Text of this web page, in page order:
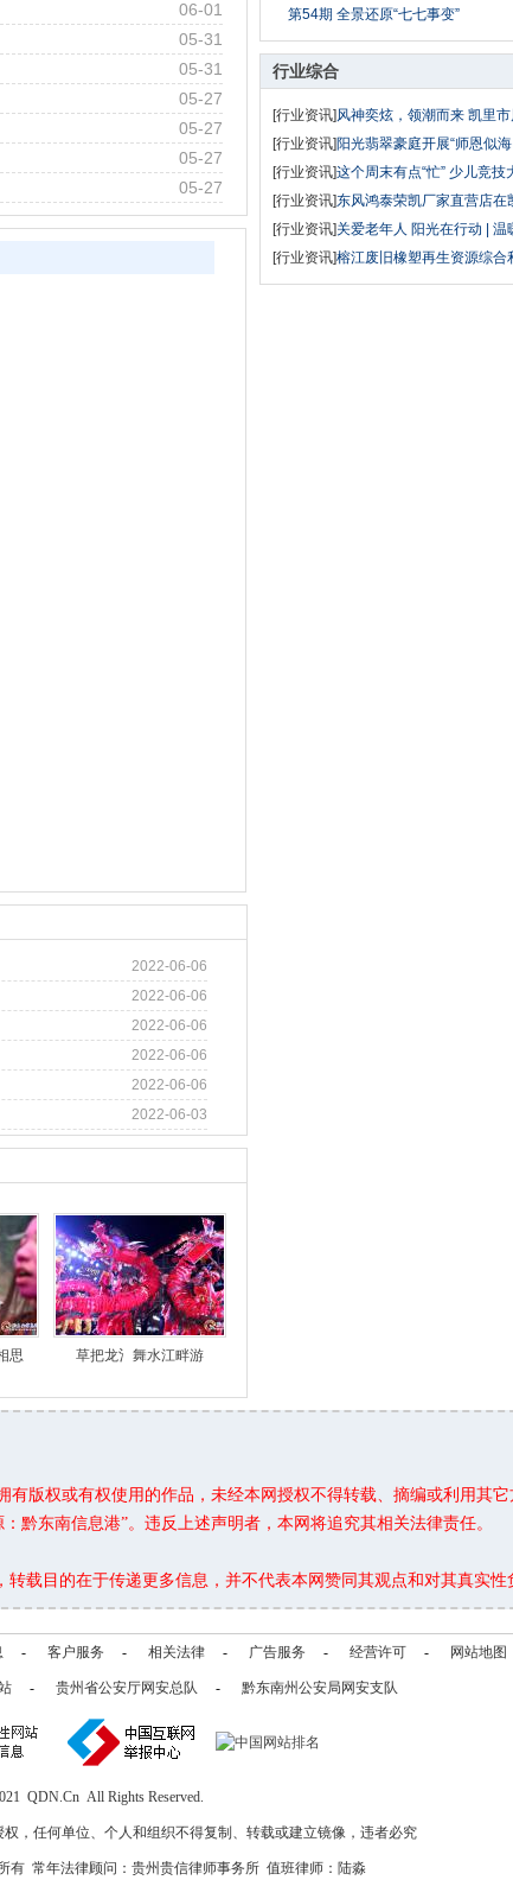
第54期 全景还原“七七事变”
行业综合
[行业资讯]风神奕炫，领潮而来 凯里
[行业资讯]阳光翡翠豪庭开展“师恩似
[行业资讯]这个周末有点“忙” 少儿竞技
[行业资讯]东风鸿泰荣凯厂家直营店在
[行业资讯]关爱老年人 阳光在行动 | 温
[行业资讯]榕江废旧橡塑再生资源综合
06-01
05-31
05-31
05-27
05-27
05-27
05-27
2022-06-06
2022-06-06
2022-06-06
2022-06-06
2022-06-06
2022-06-03
思 草把龙氵舞水江畔游
版权或有权使用的作品，未经本网授权不得转载、摘编或利用其
黔东南信息港”。违反上述声明者，本网将追究其相关法律责任。
载目的在于传递更多信息，并不代表本网赞同其观点和对其真实性
- 客户服务 - 相关法律 - 广告服务 - 经营许可 - 网站地图
- 贵州省公安厅网安总队 - 黔东南州公安局网安支队
QDN.Cn All Rights Reserved.
，任何单位、个人和组织不得复制、转载或建立镜像，违者必究
有 常年法律顾问：贵州贵信律师事务所 值班律师：陆淼